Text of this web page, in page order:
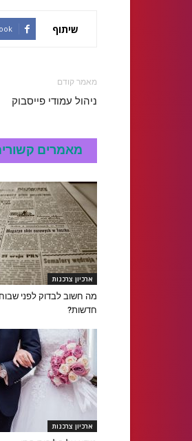
שיתוף
מאמר קודם
ניהול עמודי פייסבוק
מאמרים
ארכיון צרכנות
מה חשוב לבדוק לפני
חדשות?
ארכיון צרכנות